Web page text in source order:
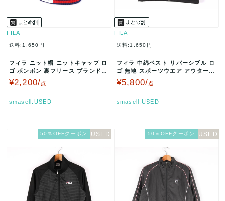
FILA
送料:1,650円
フィラ ニット帽 ニットキャップ ロ
ゴ ボンボン 裏フリース ブランド
帽子 レディース ネイビー …
¥2,200/点
smasell.USED
FILA
送料:1,650円
フィラ 中綿ベスト リバーシブル ロ
ゴ 無地 スポーツウエア アウター
黒 レディース Mサイズ ブ…
¥5,800/点
smasell.USED
50％OFFクーポン 50％OFFクーポン